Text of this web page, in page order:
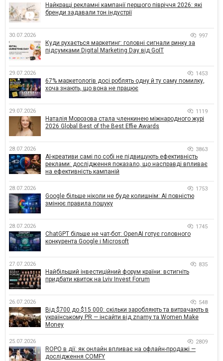
Найкращі рекламні кампанії першого півріччя 2026: які
бренди задавали тон індустрії
30.07.2026 997
Куди рухається маркетинг: головні сигнали ринку за
підсумками Digital Marketing Day від GoIT
29.07.2026 1453
67% маркетологів досі роблять одну й ту саму помилку,
хоча знають, що вона не працює
29.07.2026 1119
Наталія Морозова стала членкинею міжнародного журі
2026 Global Best of the Best Effie Awards
28.07.2026 3863
AI-креативи самі по собі не підвищують ефективність
реклами: дослідження показало, що насправді впливає
на ефективність кампаній
28.07.2026 1753
Google більше ніколи не буде колишнім: AI повністю
змінює правила пошуку
28.07.2026 1745
ChatGPT більше не чат-бот: OpenAI готує головного
конкурента Google і Microsoft
27.07.2026 835
Найбільший інвестиційний форум країни: встигніть
придбати квиток на Lviv Invest Forum
26.07.2026 548
Від $700 до $15 000: скільки заробляють та витрачають в
українському PR — інсайти від znamy та Women Make
Money
25.07.2026 2809
ROPO в дії: як онлайн впливає на офлайн-продажі —
дослідження COMFY